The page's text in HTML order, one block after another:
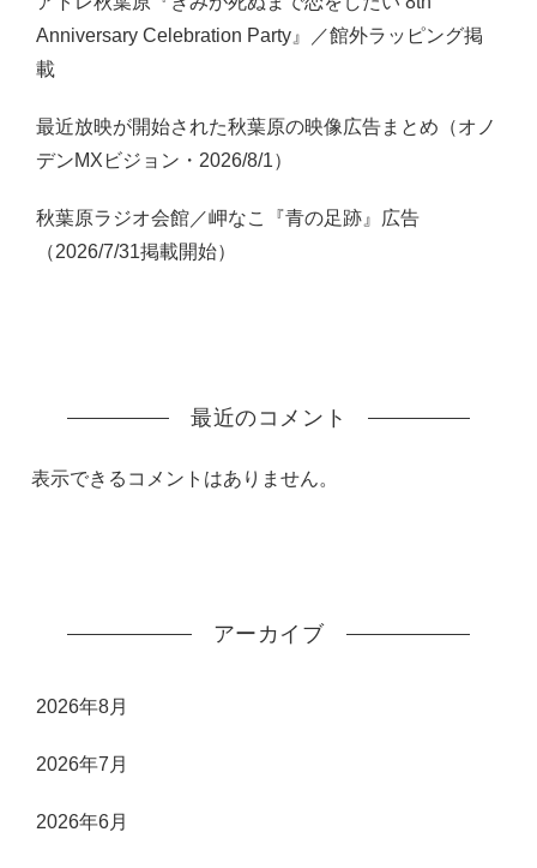
Anniversary Celebration Party』／館外ラッピング掲
載
最近放映が開始された秋葉原の映像広告まとめ（オノ
デンMXビジョン・2026/8/1）
秋葉原ラジオ会館／岬なこ『青の足跡』広告
（2026/7/31掲載開始）
最近のコメント
表示できるコメントはありません。
アーカイブ
2026年8月
2026年7月
2026年6月